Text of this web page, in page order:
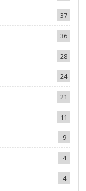
37
36
28
24
21
11
9
4
4